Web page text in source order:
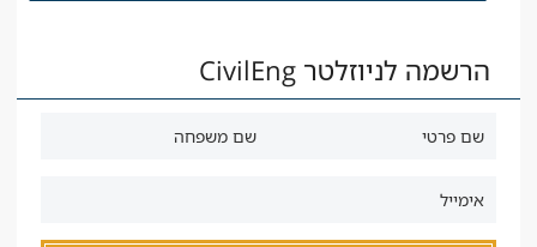
הרשמה לניוזלטר CivilEng